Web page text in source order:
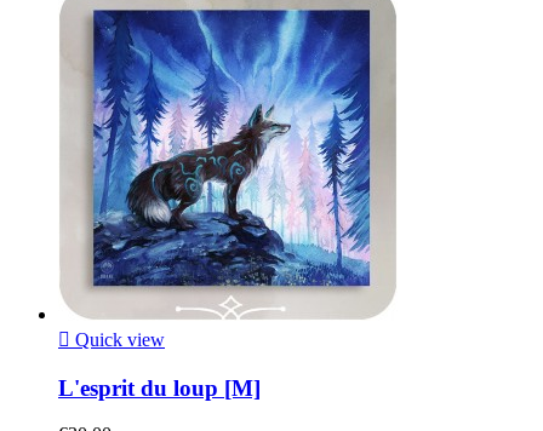
 Quick view
L'esprit du loup [M]